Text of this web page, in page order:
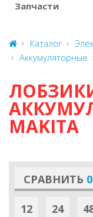
Запчасти
Каталог
Аккумуляторные
MAKITA
СРАВНИТЬ 0
12 24